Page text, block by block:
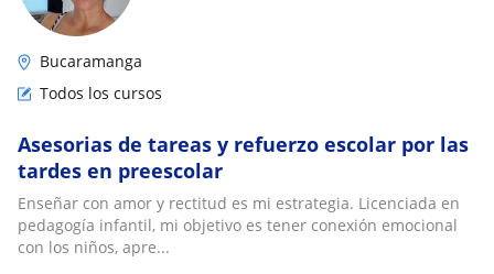
Bucaramanga
Todos los cursos
Asesorias de tareas y refuerzo escolar por las
tardes en preescolar
Enseñar con amor y rectitud es mi estrategia. Licenciada en
pedagogía infantil, mi objetivo es tener conexión emocional
con los niños, apre...